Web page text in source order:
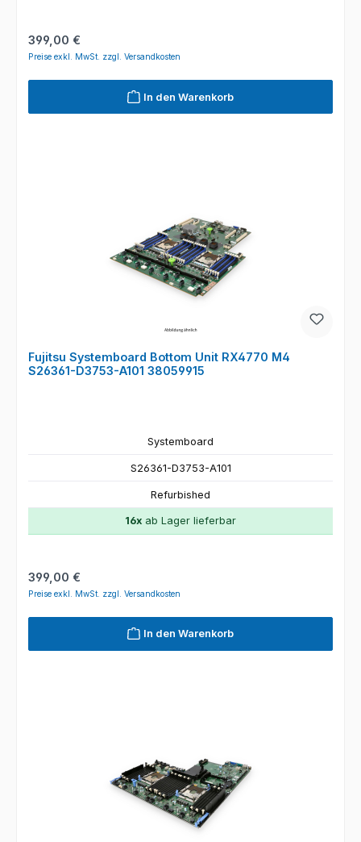
Regulärer Preis:
399,00 €
Preise exkl. MwSt. zzgl. Versandkosten
In den Warenkorb
Fujitsu Systemboard Bottom Unit RX4770 M4
S26361-D3753-A101 38059915
Systemboard
S26361-D3753-A101
Refurbished
16x ab Lager lieferbar
Regulärer Preis:
399,00 €
Preise exkl. MwSt. zzgl. Versandkosten
In den Warenkorb